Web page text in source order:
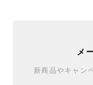
メ
新商品やキャン